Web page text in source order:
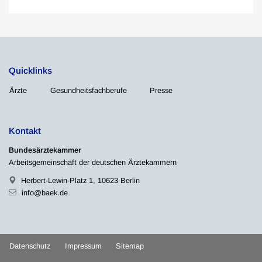
Quicklinks
Ärzte Gesundheitsfachberufe Presse
Kontakt
Bundesärztekammer
Arbeitsgemeinschaft der deutschen Ärztekammern
Herbert-Lewin-Platz 1, 10623 Berlin
info@baek.de
Datenschutz Impressum Sitemap